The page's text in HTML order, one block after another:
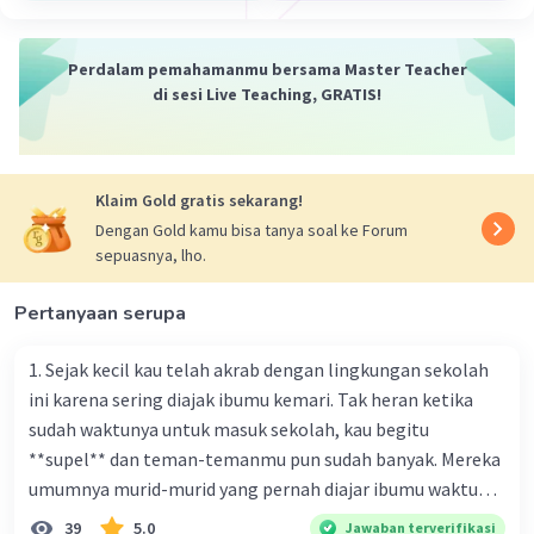
Perdalam pemahamanmu bersama Master Teacher
di sesi Live Teaching, GRATIS!
Klaim Gold gratis sekarang!
Dengan Gold kamu bisa tanya soal ke Forum
sepuasnya, lho.
Pertanyaan serupa
1. Sejak kecil kau telah akrab dengan lingkungan sekolah
ini karena sering diajak ibumu kemari. Tak heran ketika
sudah waktunya untuk masuk sekolah, kau begitu
**supel** dan teman-temanmu pun sudah banyak. Mereka
umumnya murid-murid yang pernah diajar ibumu waktu
kelas satu. Sedangkan aku? Aku waktu itu baru saja pindah
39 5.0 Jawaban terverifikasi